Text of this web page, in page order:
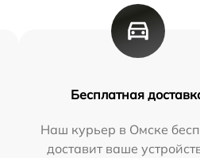
Бесплатная
Наш курьер в Омске
доставит ваше